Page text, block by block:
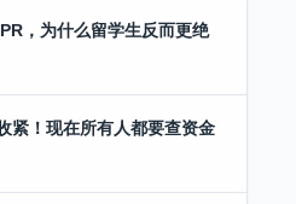
，为什么留学生反而更绝
紧！现在所有人都要查资金